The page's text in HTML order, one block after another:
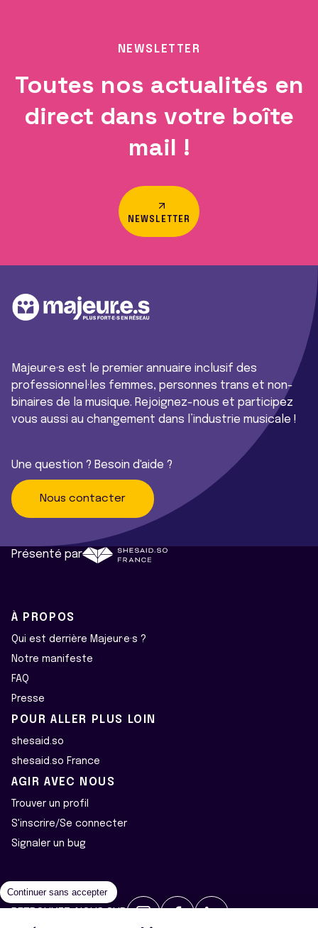
NEWSLETTER
Toutes nos actualités en
direct dans votre boîte
mail !
NEWSLETTER
Majeur·e·s est le premier annuaire inclusif des
professionnel·les femmes, personnes trans et non-
binaires de la musique. Rejoignez-nous et participez
vous aussi au changement dans l’industrie musicale !
Une question ? Besoin d'aide ?
Nous contacter
Présenté par
À PROPOS
Qui est derrière Majeur·e·s ?
Notre manifeste
FAQ
Presse
POUR ALLER PLUS LOIN
shesaid.so
shesaid.so France
AGIR AVEC NOUS
Trouver un profil
S'inscrire/Se connecter
Signaler un bug
Continuer sans accepter